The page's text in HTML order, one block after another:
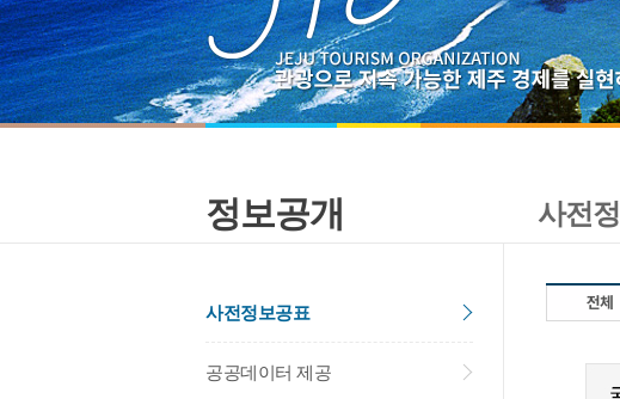
정보공개
사전정보공표
공공데이터 제공
사전